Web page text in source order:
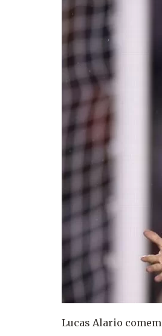
Lucas Alario